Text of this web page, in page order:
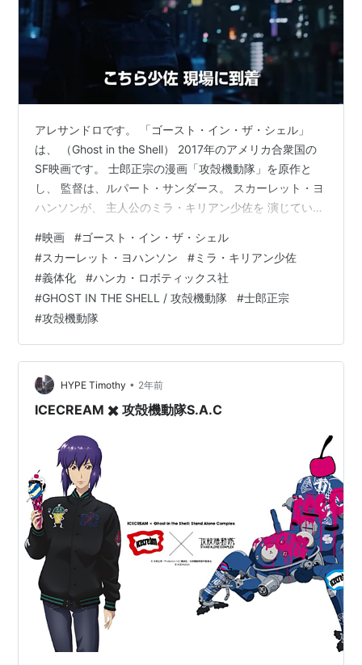
アレサンドロです。 「ゴースト・イン・ザ・シェル」
は、 （Ghost in the Shell） 2017年のアメリカ合衆国の
SF映画です。 士郎正宗の漫画「攻殻機動隊」を原作と
し、 監督は、ルパート・サンダース。 スカーレット・ヨ
ハンソンが、 主人公のミラ・キリアン少佐を 演じていま
アクセスする 電脳技術が発達した世界で、 大多数の人々
は身体の「一部」を 義体化（=サイボーグ化）すること
を 受け入れていた。 政府の援助を受ける ハンカ・ロボ
ティックス社は、 実験体の女性の「脳」だけを シェル
(甲殻)に収め、 非常にスペックの高い全身が 機…
#映画 #ゴースト・イン・ザ・シェル
#スカーレット・ヨハンソン #ミラ・キリアン少佐
#義体化 #ハンカ・ロボティックス社
#GHOST IN THE SHELL / 攻殻機動隊 #士郎正宗
#攻殻機動隊
HYPE Timothy • 2年前
ICECREAM ✖️ 攻殻機動隊S.A.C